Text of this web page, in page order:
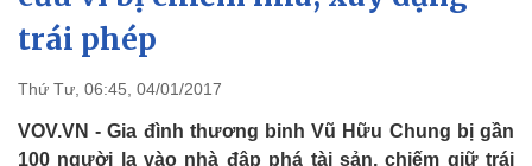
Tổ chức nhân sự
Quốc hội
Nhận diện sự thật
Dự báo thời tiết
trái phép
Thứ Tư, 06:45, 04/01/2017
VOV.VN - Gia đình thương binh Vũ Hữu Chung bị gần
100 người lạ vào nhà đập phá tài sản, chiếm giữ trái